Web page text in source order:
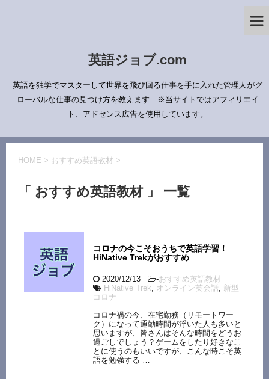
英語ジョブ.com
英語を独学でマスターして世界を飛び回る仕事を手に入れた管理人がグ
ローバルな仕事の見つけ方を教えます ※当サイトではアフィリエイ
ト、アドセンス広告を使用しています。
HOME > おすすめ英語教材 >
「 おすすめ英語教材 」 一覧
コロナの今こそおうちで英語学習！
HiNative Trekがおすすめ
2020/12/13 -おすすめ英語教材
HiNative Trek
オンライン英会話
新型
コロナ
コロナ禍の今、在宅勤務（リモートワー
ク）になって通勤時間が浮いた人も多いと
思いますが、皆さんはそんな時間をどうお
過ごしでしょう？ゲームをしたり好きなこ
とに使うのもいいですが、こんな時こそ英
語を勉強する …